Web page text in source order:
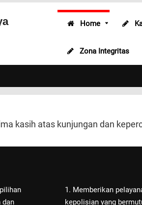
Home
Zona Integritas
kasih atas kunjungan dan
dan
1. Memberikan
kepolisian yang